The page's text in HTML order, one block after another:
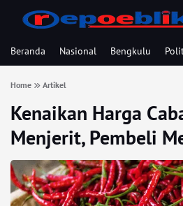
Beranda Nasional Bengkulu
Home Artikel
Kenaikan Harga
Menjerit, Pembeli